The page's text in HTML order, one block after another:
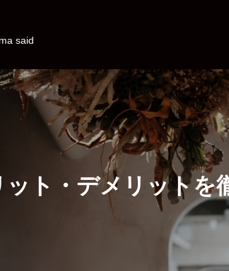
said
ト・デメリットを